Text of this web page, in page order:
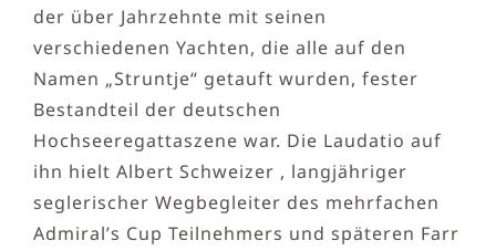
der über Jahrzehnte mit seinen
verschiedenen Yachten, die alle auf den
Namen „Struntje“ getauft wurden, fester
Bestandteil der deutschen
Hochseeregattaszene war. Die Laudatio auf
ihn hielt Albert Schweizer , langjähriger
seglerischer Wegbegleiter des mehrfachen
Admiral’s Cup Teilnehmers und späteren Farr